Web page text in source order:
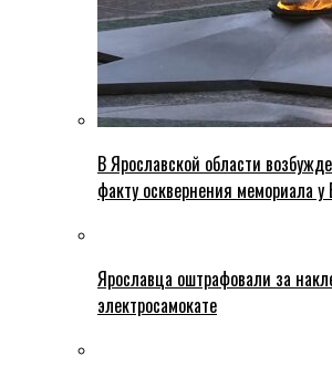
В Ярославской области
факту осквернения мемориала у
Ярославца оштрафовали за
электросамокате